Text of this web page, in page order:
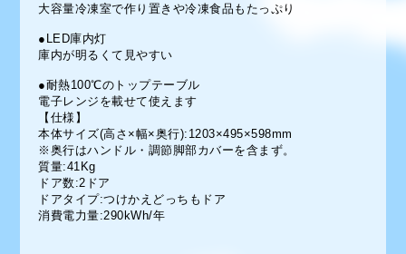
大容量冷凍室で作り置きや冷凍食品もたっぷり
●LED庫内灯
庫内が明るくて見やすい
●耐熱100℃のトップテーブル
電子レンジを載せて使えます
【仕様】
本体サイズ(高さ×幅×奥行):1203×495×598mm
※奥行はハンドル・調節脚部カバーを含まず。
質量:41Kg
ドア数:2ドア
ドアタイプ:つけかえどっちもドア
消費電力量:290kWh/年